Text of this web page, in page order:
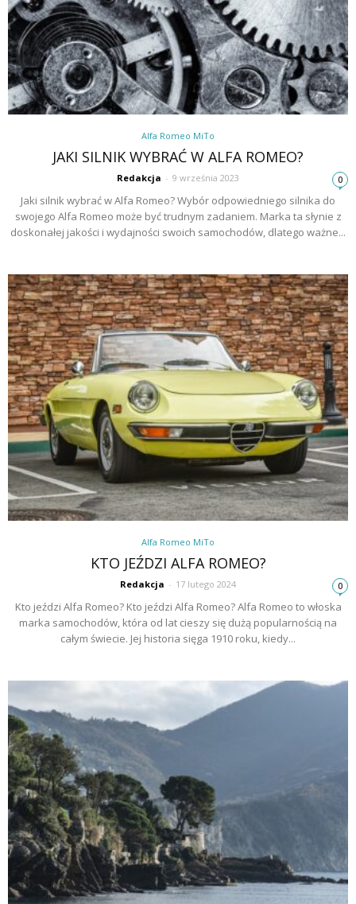
Alfa Romeo MiTo
JAKI SILNIK WYBRAĆ W ALFA ROMEO?
Redakcja - 9 września 2023 0
Jaki silnik wybrać w Alfa Romeo? Wybór odpowiedniego silnika do
swojego Alfa Romeo może być trudnym zadaniem. Marka ta słynie z
doskonałej jakości i wydajności swoich samochodów, dlatego ważne...
Alfa Romeo MiTo
KTO JEŹDZI ALFA ROMEO?
Redakcja - 17 lutego 2024 0
Kto jeździ Alfa Romeo? Kto jeździ Alfa Romeo? Alfa Romeo to włoska
marka samochodów, która od lat cieszy się dużą popularnością na
całym świecie. Jej historia sięga 1910 roku, kiedy...